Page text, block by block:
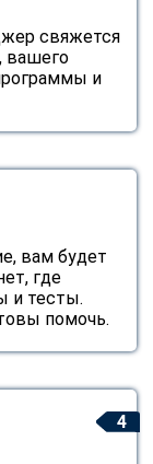
свяжется
вашего
и
вам будет
где
и тесты.
помочь.
4